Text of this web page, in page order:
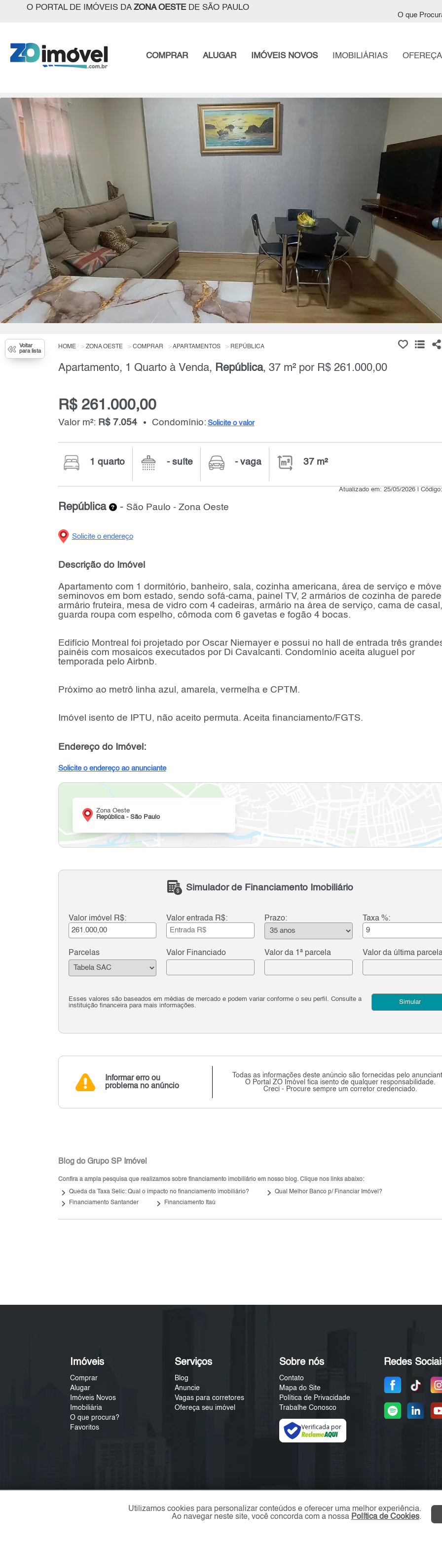
O PORTAL DE IMÓVEIS DA ZONA OESTEDE SÃO PAULO
O que
COMPRAR ALUGAR IMÓVEIS NOVOS IMOBILIÁRIAS
Voltar
para lista
HOME ZONA OESTE COMPRAR APARTAMENTOS REPÚBLICA
Apartamento, 1 Quarto à Venda, República, 37 m² por R$ 261.000,00
R$ 261.000,00
Valor m²: R$ 7.054 Condomínio: Solicite o valor
1 quarto - suíte - vaga 37 m²
Atualizado em: 25/05/2026 |
República - São Paulo - Zona Oeste
Solicite o endereço
Descrição do Imóvel
Apartamento com 1 dormitório, banheiro, sala, cozinha americana, área de serviço e
seminovos em bom estado, sendo sofá-cama, painel TV, 2 armários de cozinha de
armário fruteira, mesa de vidro com 4 cadeiras, armário na área de serviço, cama de casal,
guarda roupa com espelho, cômoda com 6 gavetas e fogão 4 bocas.
Edifício Montreal foi projetado por Oscar Niemayer e possui no hall de entrada três
painéis com mosaicos executados por Di Cavalcanti. Condomínio aceita aluguel por
temporada pelo Airbnb.
Próximo ao metrô linha azul, amarela, vermelha e CPTM.
Imóvel isento de IPTU, não aceito permuta. Aceita financiamento/FGTS.
Endereço do Imóvel:
Solicite o endereço ao anunciante
Zona Oeste
República - São Paulo
Simulador de Financiamento Imobiliário
Valor imóvel R$: Valor entrada R$: Prazo: Taxa %:
Parcelas Valor Financiado Valor da 1ª parcela Valor da última
Esses valores são baseados em médias de mercado e podem variar conforme o seu perfil. Consulte a
instituição financeira para mais informações.
Simular
Informar erro ou
problema no anúncio
Todas as informações deste anúncio são fornecidas pelo
O Portal ZO Imóvel fica isento de qualquer responsabilidade.
Creci - Procure sempre um corretor credenciado.
Blog do Grupo SP Imóvel
Confira a ampla pesquisa que realizamos sobre financiamento imobiliário em nosso blog. Clique nos links abaixo:
keyboard_arrow_right Queda da Taxa Selic: Qual o impacto no financiamento imobiliário? keyboard_arrow_right Qual Melhor Banco p/ Financiar Imóvel?
keyboard_arrow_right Financiamento Santander keyboard_arrow_right Financiamento Itaú
Imóveis
Comprar
Alugar
Imóveis Novos
Imobiliária
O que procura?
Favoritos
Serviços
Blog
Anuncie
Vagas para corretores
Ofereça seu imóvel
Sobre nós
Contato
Mapa do Site
Política de Privacidade
Trabalhe Conosco
Verificada por
Redes
Utilizamos cookies para personalizar conteúdos e oferecer uma melhor experiência.
Ao navegar neste site, você concorda com a nossa Política de Cookies.